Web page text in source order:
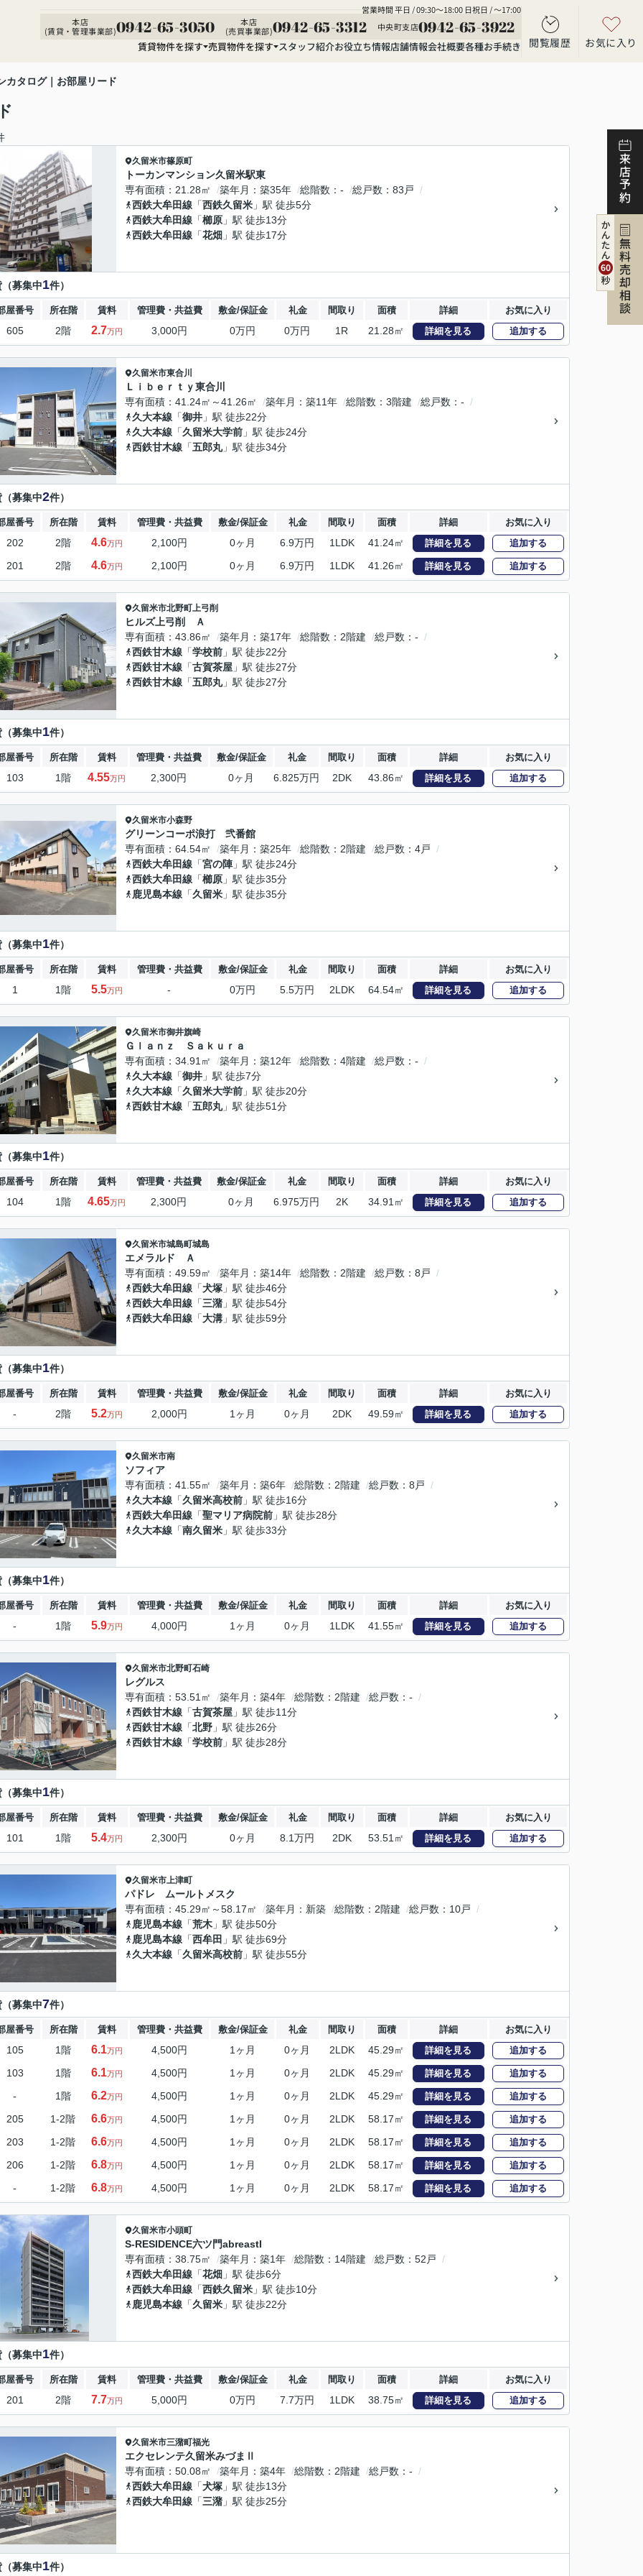
営業時間 平日 / 09:30～18:00 日祝日 / ～17:00
本店
(賃貸・管理事業部)0942-65-3050
本店
(売買事業部)0942-65-3312 中央町支店0942-65-3922
賃貸物件を探す 売買物件を探す スタッフ紹介お役立ち情報店舗情報会社概要各種お手続き 閲覧履歴 お気に入り
来店予約
無料売却相談
カタログ｜お部屋リード
久留米市篠原町
トーカンマンション久留米駅東
専有面積
21.28㎡ 築年月 築35年 総階数 - 総戸数
83戸
西鉄大牟田線 「西鉄久留米 」駅 徒歩5分
西鉄大牟田線 「櫛原 」駅 徒歩13分
西鉄大牟田線 「花畑 」駅 徒歩17分
募集中1件）
屋番号 所在階 賃料 管理費・共益費 敷金/保証金 礼金 間取り 面積 詳細 お気に入り
605 2階 2.7万円 3,000円 0万円 0万円 1R 21.28㎡ 詳細を見る 追加する
久留米市東合川
Ｌｉｂｅｒｔｙ東合川
専有面積
41.24㎡～41.26㎡ 築年月 築11年 総階数 3階建 総戸数
-
久大本線 「御井 」駅 徒歩22分
久大本線 「久留米大学前 」駅 徒歩24分
西鉄甘木線 「五郎丸」駅 徒歩34分
募集中2件）
屋番号 所在階 賃料 管理費・共益費 敷金/保証金 礼金 間取り 面積 詳細 お気に入り
202 2階 4.6万円 2,100円 0ヶ月 6.9万円 1LDK 41.24㎡ 詳細を見る 追加する
201 2階 4.6万円 2,100円 0ヶ月 6.9万円 1LDK 41.26㎡ 詳細を見る 追加する
久留米市北野町上弓削
ヒルズ上弓削 Ａ
専有面積
43.86㎡ 築年月 築17年 総階数 2階建 総戸数
-
西鉄甘木線 「学校前 」駅 徒歩22分
西鉄甘木線 「古賀茶屋 」駅 徒歩27分
西鉄甘木線 「五郎丸」駅 徒歩27分
募集中1件）
屋番号 所在階 賃料 管理費・共益費 敷金/保証金 礼金 間取り 面積 詳細 お気に入り
103 1階 4.55万円 2,300円 0ヶ月 6.825万円 2DK 43.86㎡ 詳細を見る 追加する
久留米市小森野
グリーンコーポ浪打 弐番館
専有面積
64.54㎡ 築年月 築25年 総階数 2階建 総戸数
4戸
西鉄大牟田線 「宮の陣」駅 徒歩24分
西鉄大牟田線 「櫛原 」駅 徒歩35分
鹿児島本線 「久留米 」駅 徒歩35分
募集中1件）
屋番号 所在階 賃料 管理費・共益費 敷金/保証金 礼金 間取り 面積 詳細 お気に入り
1 1階 5.5万円 - 0万円 5.5万円 2LDK 64.54㎡ 詳細を見る 追加する
久留米市御井旗崎
Ｇｌａｎｚ Ｓａｋｕｒａ
専有面積
34.91㎡ 築年月 築12年 総階数 4階建 総戸数
-
久大本線 「御井 」駅 徒歩7分
久大本線 「久留米大学前 」駅 徒歩20分
西鉄甘木線 「五郎丸」駅 徒歩51分
募集中1件）
屋番号 所在階 賃料 管理費・共益費 敷金/保証金 礼金 間取り 面積 詳細 お気に入り
104 1階 4.65万円 2,300円 0ヶ月 6.975万円 2K 34.91㎡ 詳細を見る 追加する
久留米市城島町城島
エメラルド Ａ
専有面積
49.59㎡ 築年月 築14年 総階数 2階建 総戸数
8戸
西鉄大牟田線 「犬塚 」駅 徒歩46分
西鉄大牟田線 「三潴 」駅 徒歩54分
西鉄大牟田線 「大溝 」駅 徒歩59分
募集中1件）
屋番号 所在階 賃料 管理費・共益費 敷金/保証金 礼金 間取り 面積 詳細 お気に入り
- 2階 5.2万円 2,000円 1ヶ月 0ヶ月 2DK 49.59㎡ 詳細を見る 追加する
久留米市南
ソフィア
専有面積
41.55㎡ 築年月 築6年 総階数 2階建 総戸数
8戸
久大本線 「久留米高校前 」駅 徒歩16分
西鉄大牟田線 「聖マリア病院前 」駅 徒歩28分
久大本線 「南久留米 」駅 徒歩33分
募集中1件）
屋番号 所在階 賃料 管理費・共益費 敷金/保証金 礼金 間取り 面積 詳細 お気に入り
- 1階 5.9万円 4,000円 1ヶ月 0ヶ月 1LDK 41.55㎡ 詳細を見る 追加する
久留米市北野町石崎
レグルス
専有面積
53.51㎡ 築年月 築4年 総階数 2階建 総戸数
-
西鉄甘木線 「古賀茶屋 」駅 徒歩11分
西鉄甘木線 「北野 」駅 徒歩26分
西鉄甘木線 「学校前 」駅 徒歩28分
募集中1件）
屋番号 所在階 賃料 管理費・共益費 敷金/保証金 礼金 間取り 面積 詳細 お気に入り
101 1階 5.4万円 2,300円 0ヶ月 8.1万円 2DK 53.51㎡ 詳細を見る 追加する
久留米市上津町
パドレ ムールトメスク
専有面積
45.29㎡～58.17㎡ 築年月 新築 総階数 2階建 総戸数
10戸
鹿児島本線 「荒木 」駅 徒歩50分
鹿児島本線 「西牟田 」駅 徒歩69分
久大本線 「久留米高校前 」駅 徒歩55分
募集中7件）
屋番号 所在階 賃料 管理費・共益費 敷金/保証金 礼金 間取り 面積 詳細 お気に入り
105 1階 6.1万円 4,500円 1ヶ月 0ヶ月 2LDK 45.29㎡ 詳細を見る 追加する
103 1階 6.1万円 4,500円 1ヶ月 0ヶ月 2LDK 45.29㎡ 詳細を見る 追加する
- 1階 6.2万円 4,500円 1ヶ月 0ヶ月 2LDK 45.29㎡ 詳細を見る 追加する
205 1-2階 6.6万円 4,500円 1ヶ月 0ヶ月 2LDK 58.17㎡ 詳細を見る 追加する
203 1-2階 6.6万円 4,500円 1ヶ月 0ヶ月 2LDK 58.17㎡ 詳細を見る 追加する
206 1-2階 6.8万円 4,500円 1ヶ月 0ヶ月 2LDK 58.17㎡ 詳細を見る 追加する
- 1-2階 6.8万円 4,500円 1ヶ月 0ヶ月 2LDK 58.17㎡ 詳細を見る 追加する
久留米市小頭町
S-RESIDENCE六ツ門abreastI
専有面積
38.75㎡ 築年月 築1年 総階数 14階建 総戸数
52戸
西鉄大牟田線 「花畑 」駅 徒歩6分
西鉄大牟田線 「西鉄久留米 」駅 徒歩10分
鹿児島本線 「久留米 」駅 徒歩22分
募集中1件）
屋番号 所在階 賃料 管理費・共益費 敷金/保証金 礼金 間取り 面積 詳細 お気に入り
201 2階 7.7万円 5,000円 0万円 7.7万円 1LDK 38.75㎡ 詳細を見る 追加する
久留米市三潴町福光
エクセレンテ久留米みづまⅡ
専有面積
50.08㎡ 築年月 築4年 総階数 2階建 総戸数
-
西鉄大牟田線 「犬塚 」駅 徒歩13分
西鉄大牟田線 「三潴 」駅 徒歩25分
募集中1件）